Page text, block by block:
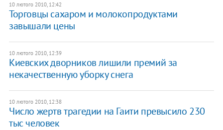
10 лютого 2010, 12:42
Торговцы сахаром и молокопродуктами
завышали цены
10 лютого 2010, 12:39
Киевских дворников лишили премий за
некачественную уборку снега
10 лютого 2010, 12:38
Число жертв трагедии на Гаити превысило 230
тыс человек